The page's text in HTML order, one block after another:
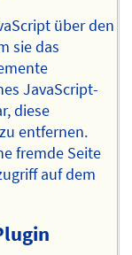
über den
sie das
JavaScript-
diese
entfernen.
fremde Seite
auf dem